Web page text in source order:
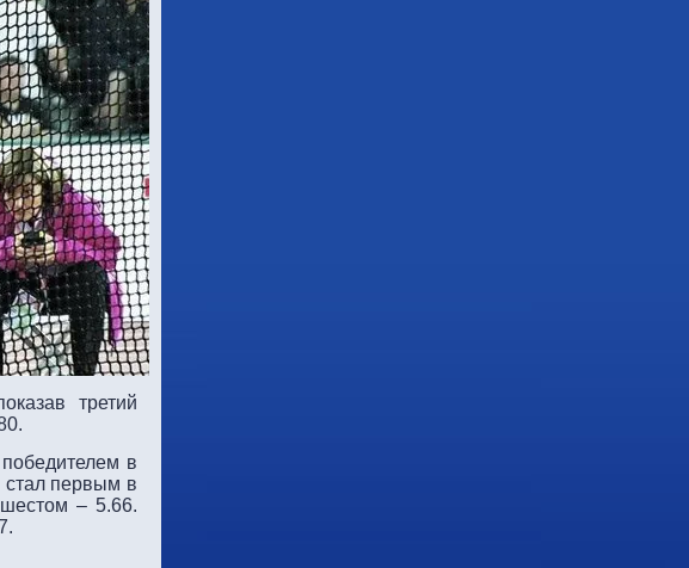
третий
в
стал первым в
– 5.66.